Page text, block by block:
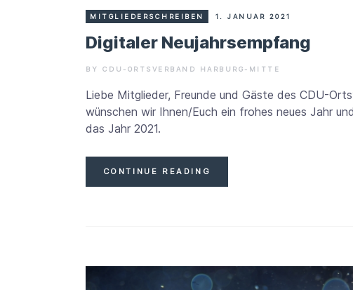
MITGLIEDERSCHREIBEN 1. JANUAR 2021
Digitaler Neujahrsempfang
BY CDU-ORTSVERBAND HARBURG-MITTE
Liebe Mitglieder, Freunde und Gäste des CDU-
wünschen wir Ihnen/Euch ein frohes neues Jahr
das Jahr 2021.
CONTINUE READING